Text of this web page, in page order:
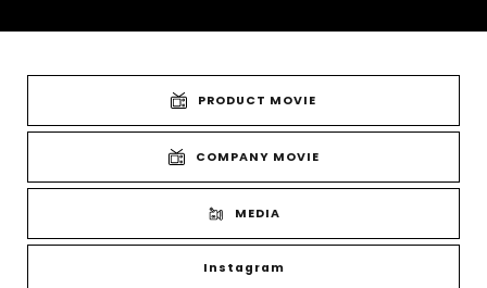
PRODUCT MOVIE
COMPANY MOVIE
MEDIA
Instagram